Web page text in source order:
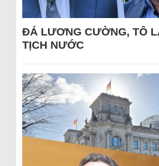
ĐÁ LƯƠNG CƯỜNG, TÔ
TỊCH NƯỚC